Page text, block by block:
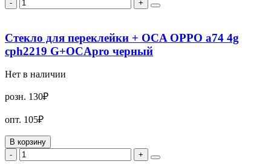
-
+
Стекло для переклейки + OCA OPPO a74 4g
cph2219 G+OCApro черный
Нет в наличии
розн. 130₽
опт. 105₽
В корзину
-
+